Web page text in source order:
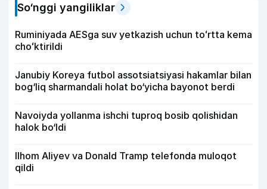
So‘nggi yangiliklar
Ruminiyada AESga suv yetkazish uchun toʻrtta kema
choʻktirildi
Janubiy Koreya futbol assotsiatsiyasi hakamlar bilan
bog‘liq sharmandali holat bo‘yicha bayonot berdi
Navoiyda yollanma ishchi tuproq bosib qolishidan
halok bo‘ldi
Ilhom Aliyev va Donald Tramp telefonda muloqot
qildi